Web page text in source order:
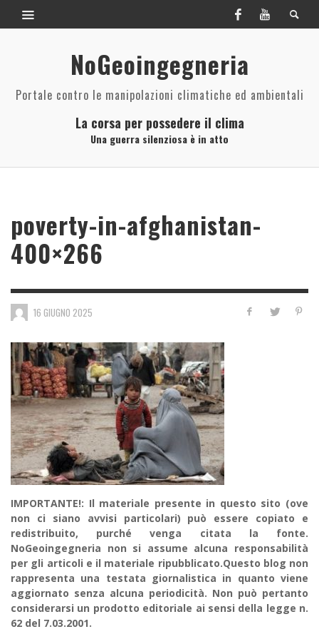
NoGeoingegneria
Portale contro le manipolazioni climatiche ed ambientali
La corsa per possedere il clima
Una guerra silenziosa è in atto
poverty-in-afghanistan-
400×266
16 GIUGNO 2025
IMPORTANTE!: Il materiale presente in questo sito (ove
non ci siano avvisi particolari) può essere copiato e
redistribuito, purché venga citata la fonte.
NoGeoingegneria non si assume alcuna responsabilità
per gli articoli e il materiale ripubblicato.Questo blog non
rappresenta una testata giornalistica in quanto viene
aggiornato senza alcuna periodicità. Non può pertanto
considerarsi un prodotto editoriale ai sensi della legge n.
62 del 7.03.2001.